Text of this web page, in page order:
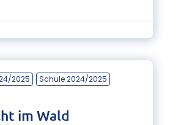
2025 Schule 2024/2025
im Wald